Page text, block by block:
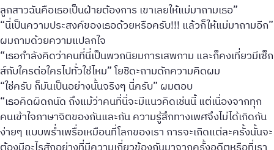
ลูกสาวฉันคือเธอเป็นฝ่ายต้องการ เขาเลยให้แม่มาถามเธอ”
“นี่เป็นความประสงค์ของเธอด้วยหรือครับ!!! แล้วก็ให้แม่มาถามอีก”
ผมถามด้วยความแปลกใจ
“เธอกำลังคิดว่าคนที่นี่เป็นพวกนิยมการเสพกาม และก็คงเที่ยวมีเซ็ก
ส์กับใครต่อใครไปทั่วใช่ไหม” โยชิดะถามดักความคิดผม
“ใช่ครับ ก็มันเป็นอย่างนั้นจริงๆ นี่ครับ” ผมตอบ
“เธอคิดผิดถนัด ถึงแม้ว่าคนที่นี่จะมีแนวคิดเช่นนี้ แต่เนื่องจากทุก
คนเข้าใจภาษาจิตของกันและกัน ความรู้สึกทางเพศจึงไม่ได้เกิดกัน
ง่ายๆ แบบพร่ำเพรื่อเหมือนที่โลกของเรา การจะเกิดแต่ละครั้งนั้นจะ